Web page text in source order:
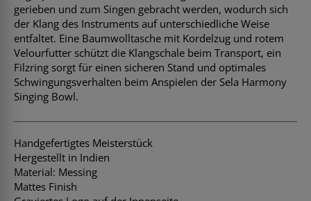
gerieben und zum Singen gebracht werden, wodurch sich
der Klang des Instruments auf unterschiedliche Weise
entfaltet. Eine Baumwolltasche mit Kordelzug und rotem
Velourfutter schützt die Klangschale beim Transport, ein
Filzring sorgt für einen sicheren Stand und optimales
Schwingungsverhalten beim Anspielen der Sela Harmony
Singing Bowl.
Handgefertigtes Meisterstück
Hergestellt in Indien
Material: Messing
Mattes Finish